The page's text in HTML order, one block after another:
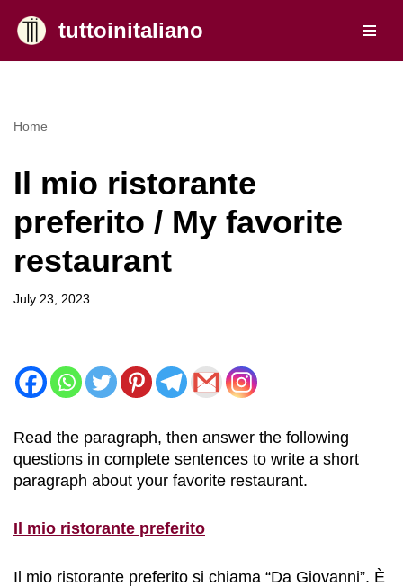
Skip
tuttoinitaliano
Home
Il mio ristorante
preferito / My favorite
restaurant
July 23, 2023
Read the paragraph, then answer the following
questions in complete sentences to write a short
paragraph about your favorite restaurant.
Il mio ristorante preferito
Il mio ristorante preferito si chiama “Da Giovanni”. È